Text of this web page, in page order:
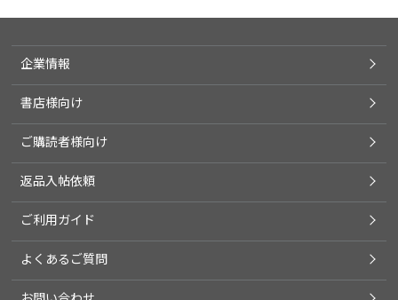
企業情報
書店様向け
ご購読者様向け
返品入帖依頼
ご利用ガイド
よくあるご質問